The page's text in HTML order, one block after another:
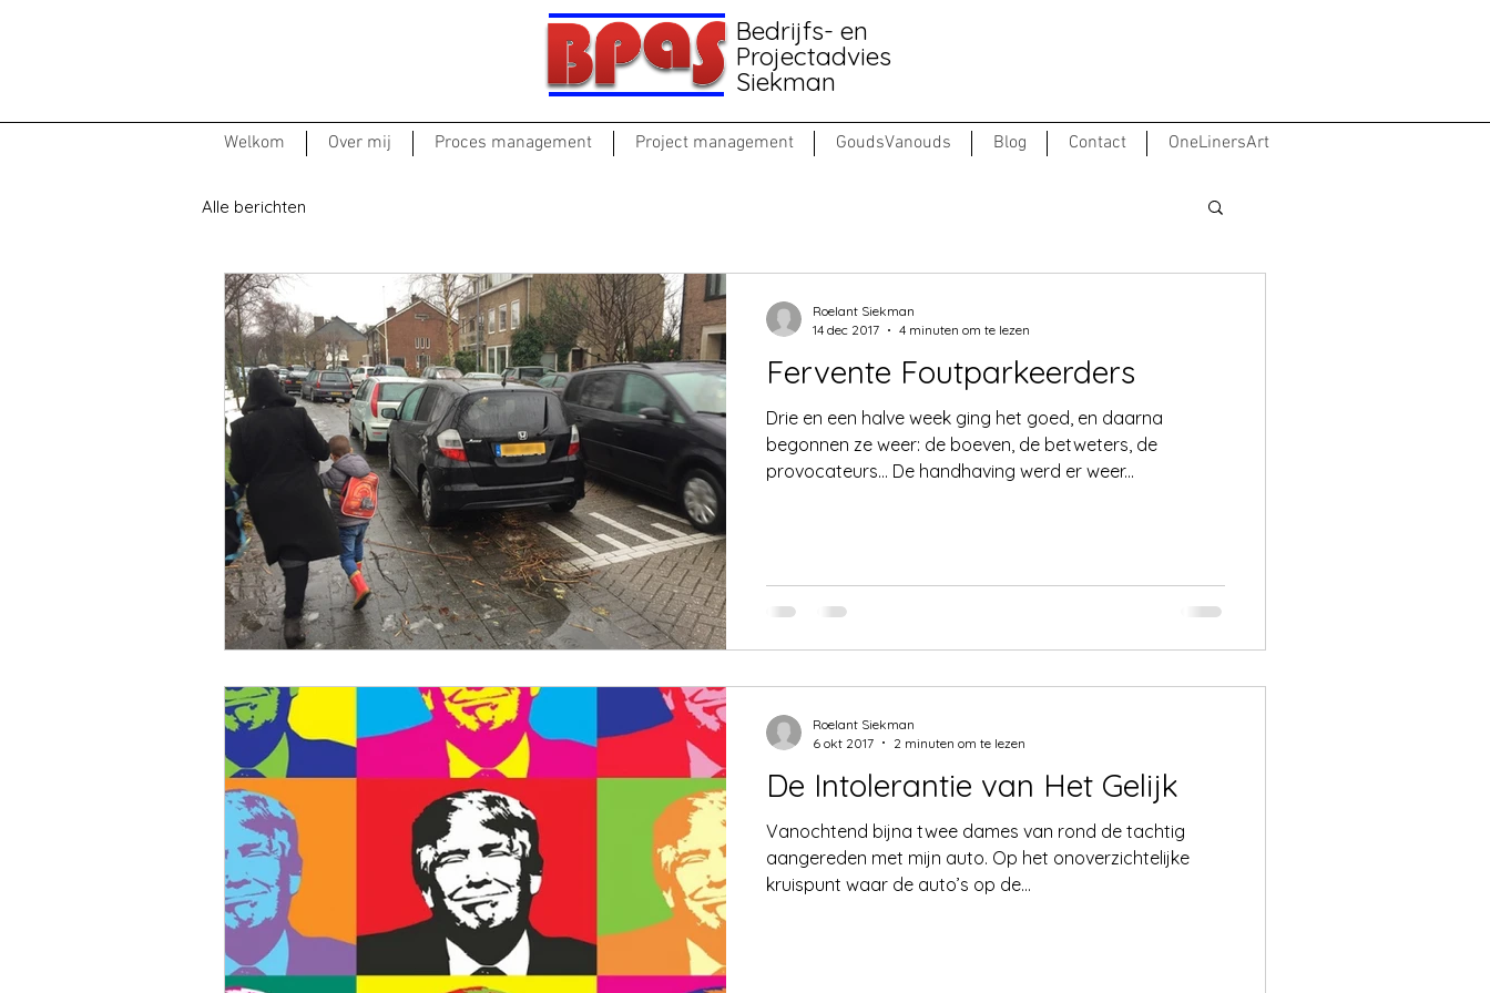
Bedrijfs- en
Projectadvies
Siekman
Welkom Over mij Proces management Project management GoudsVanouds Blog Contact OneLinersArt
Alle berichten
Fervente Foutparkeerders
Drie en een halve week ging het goed, en daarna
begonnen ze weer: de boeven, de betweters, de
provocateurs... De handhaving werd er weer...
Roelant Siekman
14 dec 2017
4 minuten om te lezen
De Intolerantie van Het Gelijk
Vanochtend bijna twee dames van rond de tachtig
aangereden met mijn auto. Op het onoverzichtelijke
kruispunt waar de auto’s op de...
Roelant Siekman
6 okt 2017
2 minuten om te lezen